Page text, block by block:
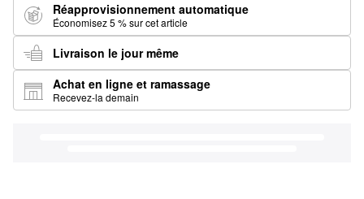
Réapprovisionnement automatique
Économisez 5 % sur cet article
Livraison le jour même
Achat en ligne et ramassage
Recevez-la demain